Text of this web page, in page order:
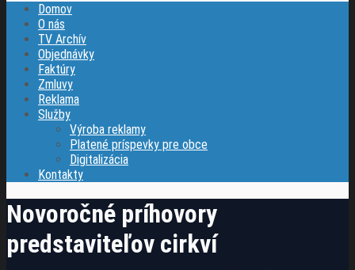
Domov
O nás
TV Archív
Objednávky
Faktúry
Zmluvy
Reklama
Služby
Výroba reklamy
Platené príspevky pre obce
Digitalizácia
Kontakty
Novoročné príhovory
predstaviteľov cirkví